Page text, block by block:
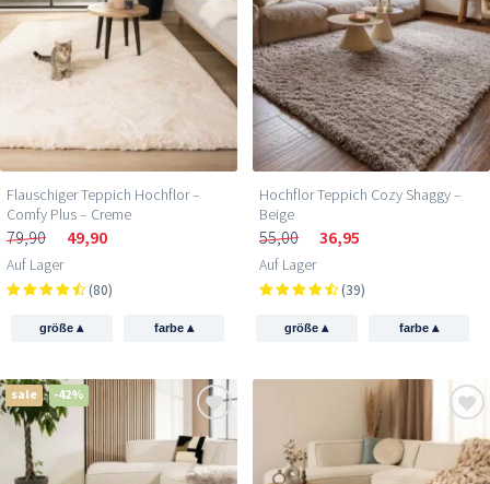
Flauschiger Teppich Hochflor –
Comfy Plus – Creme
79,90 49,90
Auf Lager
(80)
größe▴ farbe ▴
Hochflor Teppich Cozy Shaggy –
Beige
55,00 36,95
Auf Lager
(39)
größe▴ farbe ▴
sale -42%